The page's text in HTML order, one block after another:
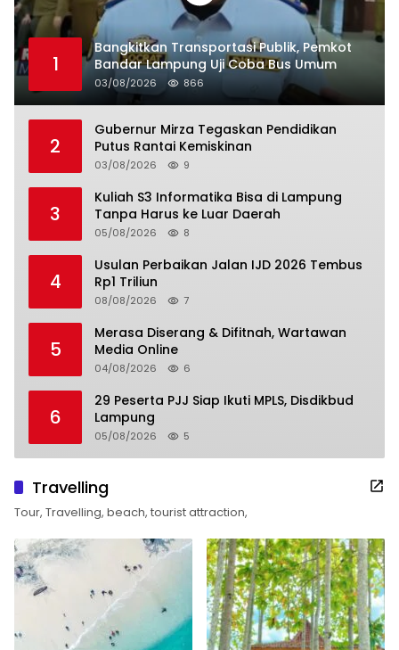
1
Bangkitkan Transportasi Publik, Pemkot
Bandar Lampung Uji Coba Bus Umum
03/08/2026 866
2
Gubernur Mirza Tegaskan Pendidikan
Putus Rantai Kemiskinan
03/08/2026 9
3
Kuliah S3 Informatika Bisa di Lampung
Tanpa Harus ke Luar Daerah
05/08/2026 8
4
Usulan Perbaikan Jalan IJD 2026 Tembus
Rp1 Triliun
08/08/2026 7
5
Merasa Diserang & Difitnah, Wartawan
Media Online
04/08/2026 6
6
29 Peserta PJJ Siap Ikuti MPLS, Disdikbud
Lampung
05/08/2026 5
Travelling
Tour, Travelling, beach, tourist attraction,